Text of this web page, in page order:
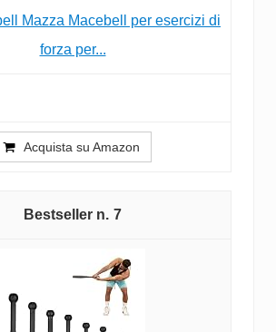
Mazza Macebell per esercizi di
forza per...
Acquista su Amazon
7